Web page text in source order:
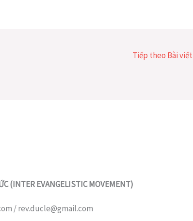
Tiếp theo Bài viết
(INTER EVANGELISTIC MOVEMENT)
/ rev.ducle@gmail.com